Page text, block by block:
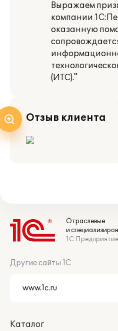
Выражаем
компании
оказанную
(ИТС)."
Отзыв клиента
Отраслевые
и
1С:Предприятие
Другие сайты 1С
Каталог